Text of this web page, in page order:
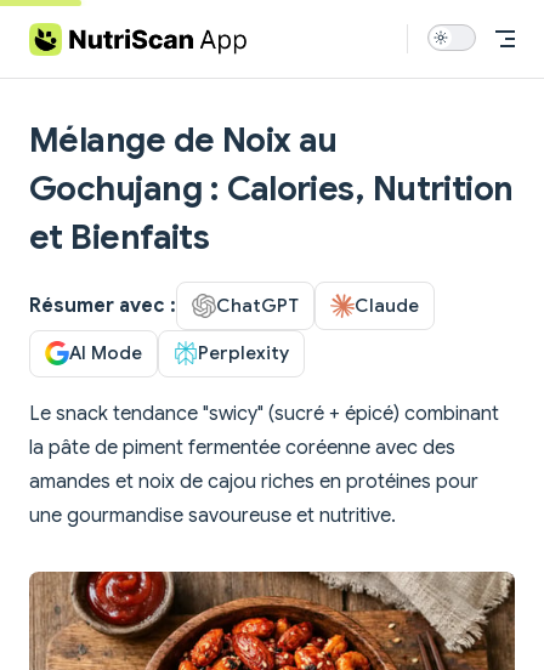
Skip to content
Mélange de Noix au
Gochujang : Calories, Nutrition
et Bienfaits
Résumer avec : ChatGPT Claude
AI Mode Perplexity
Le snack tendance "swicy" (sucré + épicé) combinant
la pâte de piment fermentée coréenne avec des
amandes et noix de cajou riches en protéines pour
une gourmandise savoureuse et nutritive.